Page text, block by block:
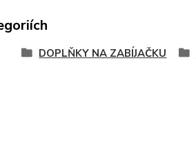
DOPLŇKY NA ZABÍJAČKU